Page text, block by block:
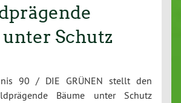
unter Schutz
90 / DIE GRÜNEN stellt den
Bäume unter Schutz